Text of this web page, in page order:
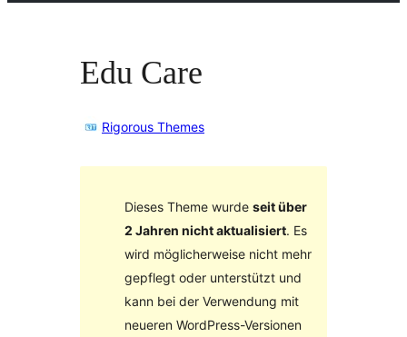
Edu Care
Rigorous Themes
Dieses Theme wurde seit über
2 Jahren nicht aktualisiert. Es
wird möglicherweise nicht mehr
gepflegt oder unterstützt und
kann bei der Verwendung mit
neueren WordPress-Versionen